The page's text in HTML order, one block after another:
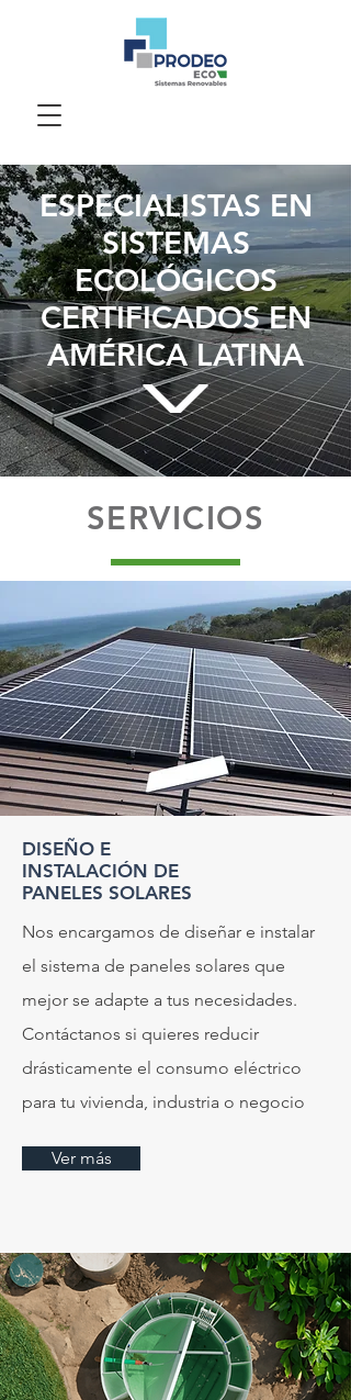
ESPECIALISTAS EN
SISTEMAS
ECOLÓGICOS
CERTIFICADOS EN
AMÉRICA LATINA
SERVICIOS
DISEÑO E
INSTALACIÓN DE
PANELES SOLARES
Nos encargamos de diseñar e instalar
el sistema de paneles solares que
mejor se adapte a tus necesidades.
Contáctanos si quieres reducir
drásticamente el consumo eléctrico
para tu vivienda, industria o negocio
Ver más